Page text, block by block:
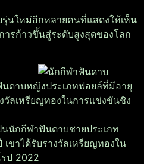
นใหม่อีกหลายคนที่แสดงให้เห็น
รก้าวขึ้นสู่ระดับสูงสุดของโลก
นดาบหญิงประเภทฟอยล์ที่มีอายุ
วัลเหรียญทองในการแข่งขันชิง
นักกีฬาฟันดาบชายประเภท
เขาได้รับรางวัลเหรียญทองใน
ป 2022